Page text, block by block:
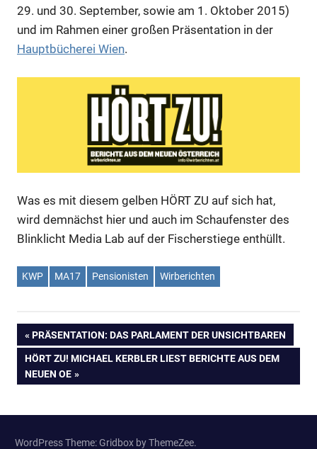
29. und 30. September, sowie am 1. Oktober 2015)
und im Rahmen einer großen Präsentation in der
Hauptbücherei Wien.
Was es mit diesem gelben HÖRT ZU auf sich hat,
wird demnächst hier und auch im Schaufenster des
Blinklicht Media Lab auf der Fischerstiege enthüllt.
KWP MA17 Pensionisten Wirberichten
Beitragsnavigation
VORHERIGER
BEITRAG:
PRÄSENTATION: DAS PARLAMENT DER UNSICHTBAREN
NÄCHSTER
BEITRAG:
HÖRT ZU! MICHAEL KERBLER LIEST BERICHTE AUS DEM
NEUEN OE
WordPress Theme: Gridbox by ThemeZee.